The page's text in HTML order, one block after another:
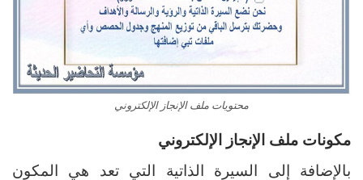
محتويات ملف الإنجاز الإلكتروني
مكونات ملف الإنجاز الإلكتروني
بالإضافة إلى السيرة الذاتية التي تعد هي المكون